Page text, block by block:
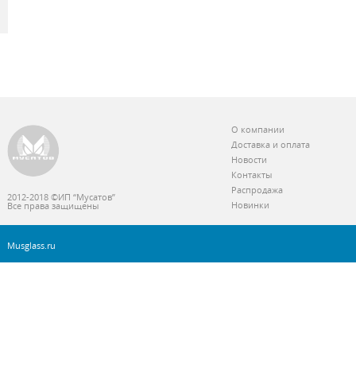
2012-2018 ©ИП “Мусатов”
Все права защищены
О компании
Доставка и оплата
Новости
Контакты
Распродажа
Новинки
Musglass.ru